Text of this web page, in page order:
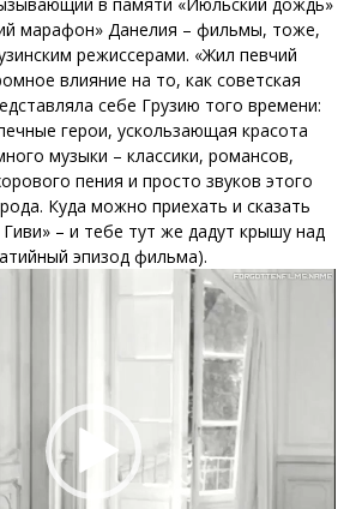
марафон» Данелия – фильмы, тоже,
режиссерами. «Жил певчий
влияние на то, как советская
себе Грузию того времени:
герои, ускользающая красота
музыки – классики, романсов,
пения и просто звуков этого
Куда можно приехать и сказать
– и тебе тут же дадут крышу над
эпизод фильма).